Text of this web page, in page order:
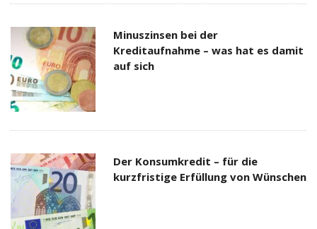
Minuszinsen bei der
Kreditaufnahme – was hat es damit
auf sich
Der Konsumkredit – für die
kurzfristige Erfüllung von Wünschen